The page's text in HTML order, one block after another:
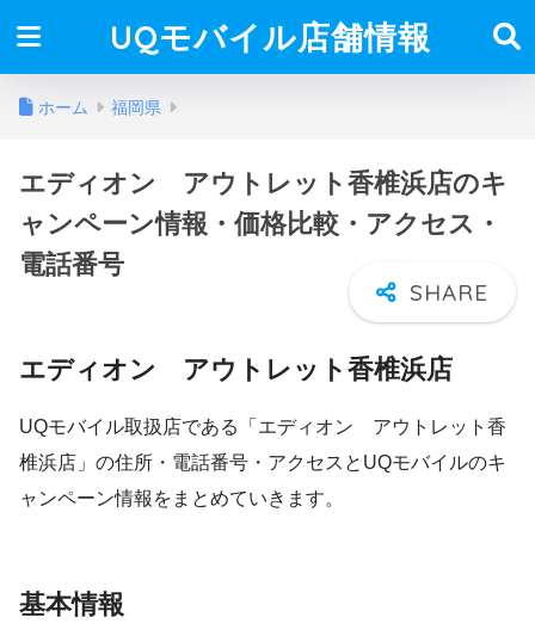
UQモバイル店舗情報
ホーム 福岡県
エディオン アウトレット香椎浜店のキ
ャンペーン情報・価格比較・アクセス・
電話番号
エディオン アウトレット香椎浜店
UQモバイル取扱店である「エディオン アウトレット香
椎浜店」の住所・電話番号・アクセスとUQモバイルのキ
ャンペーン情報をまとめていきます。
基本情報